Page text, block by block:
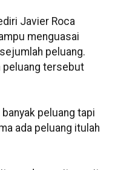
Javier Roca
menguasai
peluang.
peluang tersebut
peluang tapi
ada peluang itulah